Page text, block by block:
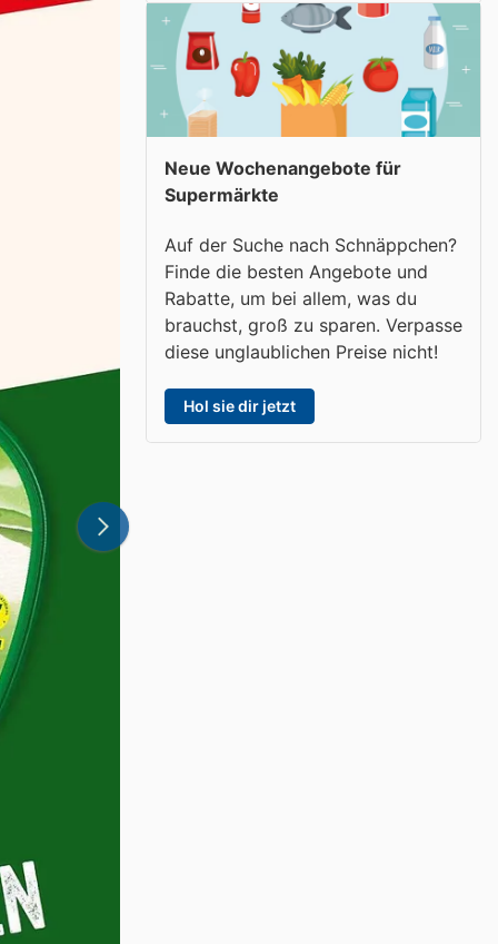
Neue Wochenangebote für
Supermärkte
Auf der Suche nach Schnäppchen?
Finde die besten Angebote und
Rabatte, um bei allem, was du
brauchst, groß zu sparen. Verpasse
diese unglaublichen Preise nicht!
Hol sie dir jetzt